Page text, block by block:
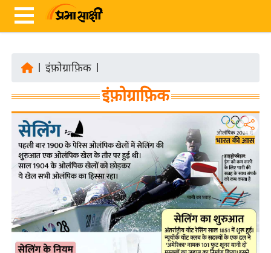
ज़ा
ख
रा
अं
इंफ़ोग्राफ़िक
इंफ़ोग्राफ़िक